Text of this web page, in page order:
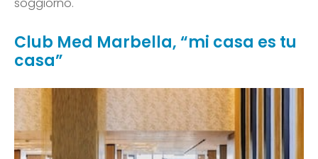
soggiorno.
Club Med Marbella, “mi casa es tu
casa”